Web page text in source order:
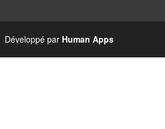
Développé par Human Apps